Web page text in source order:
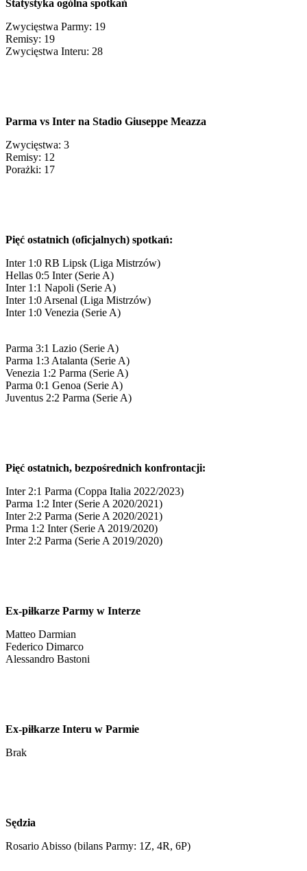
Statystyka ogólna spotkań
Zwycięstwa Parmy: 19
Remisy: 19
Zwycięstwa Interu: 28
Parma vs Inter na Stadio Giuseppe Meazza
Zwycięstwa: 3
Remisy: 12
Porażki: 17
Pięć ostatnich (oficjalnych) spotkań:
Inter 1:0 RB Lipsk (Liga Mistrzów)
Hellas 0:5 Inter (Serie A)
Inter 1:1 Napoli (Serie A)
Inter 1:0 Arsenal (Liga Mistrzów)
Inter 1:0 Venezia (Serie A)
Parma 3:1 Lazio (Serie A)
Parma 1:3 Atalanta (Serie A)
Venezia 1:2 Parma (Serie A)
Parma 0:1 Genoa (Serie A)
Juventus 2:2 Parma (Serie A)
Pięć ostatnich, bezpośrednich konfrontacji:
Inter 2:1 Parma (Coppa Italia 2022/2023)
Parma 1:2 Inter (Serie A 2020/2021)
Inter 2:2 Parma (Serie A 2020/2021)
Prma 1:2 Inter (Serie A 2019/2020)
Inter 2:2 Parma (Serie A 2019/2020)
Ex-piłkarze Parmy w Interze
Matteo Darmian
Federico Dimarco
Alessandro Bastoni
Ex-piłkarze Interu w Parmie
Brak
Sędzia
Rosario Abisso (bilans Parmy: 1Z, 4R, 6P)